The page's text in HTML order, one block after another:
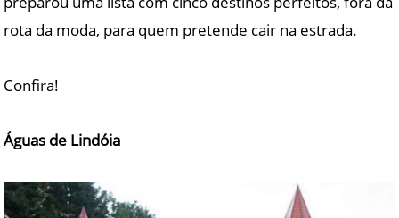
rota da moda, para quem pretende cair na estrada.
Confira!
Águas de Lindóia